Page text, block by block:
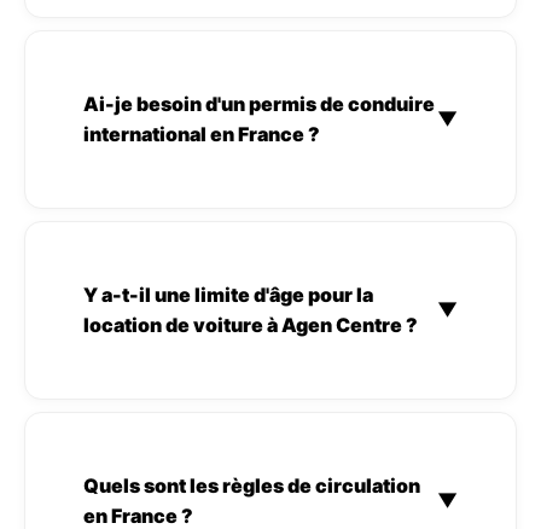
Ai-je besoin d'un permis de conduire
international en France ?
▼
Y a-t-il une limite d'âge pour la
location de voiture à Agen Centre ?
▼
Quels sont les règles de circulation
en France ?
▼